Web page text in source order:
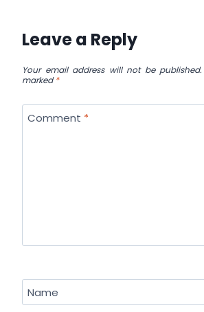
Leave a Reply
Your email address will not be published.
marked*
Comment *
Name